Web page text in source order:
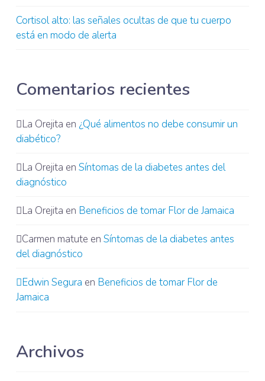
Cortisol alto: las señales ocultas de que tu cuerpo
está en modo de alerta
Comentarios recientes
La Orejita en ¿Qué alimentos no debe consumir un
diabético?
La Orejita en Síntomas de la diabetes antes del
diagnóstico
La Orejita en Beneficios de tomar Flor de Jamaica
Carmen matute en Síntomas de la diabetes antes
del diagnóstico
Edwin Segura en Beneficios de tomar Flor de
Jamaica
Archivos